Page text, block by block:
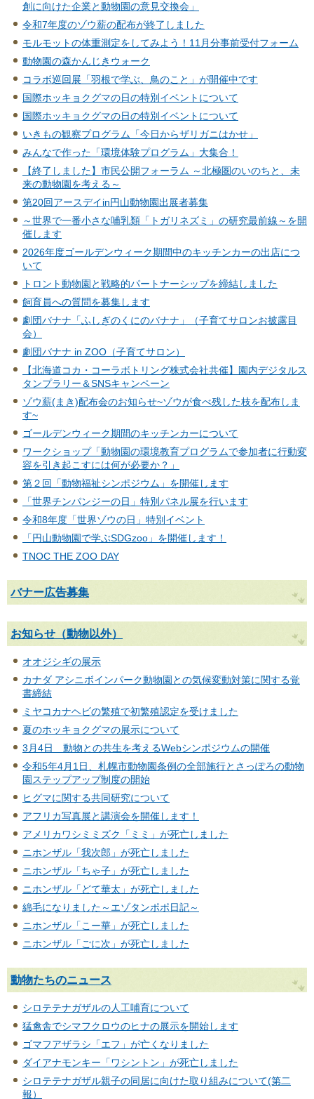
創に向けた企業と動物園の意見交換会」
令和7年度のゾウ薪の配布が終了しました
モルモットの体重測定をしてみよう！11月分事前受付フォーム
動物園の森かんじきウォーク
コラボ巡回展「羽根で学ぶ、鳥のこと」が開催中です
国際ホッキョクグマの日の特別イベントについて
国際ホッキョクグマの日の特別イベントについて
いきもの観察プログラム「今日からザリガニはかせ」
みんなで作った「環境体験プログラム」大集合！
【終了しました】市民公開フォーラム ～北極圏のいのちと、未
来の動物園を考える～
第20回アースデイin円山動物園出展者募集
～世界で一番小さな哺乳類「トガリネズミ」の研究最前線～を開
催します
2026年度ゴールデンウィーク期間中のキッチンカーの出店につ
いて
トロント動物園と戦略的パートナーシップを締結しました
飼育員への質問を募集します
劇団バナナ「ふしぎのくにのバナナ」（子育てサロンお披露目
会）
劇団バナナ in ZOO（子育てサロン）
【北海道コカ・コーラボトリング株式会社共催】園内デジタルス
タンプラリー＆SNSキャンペーン
ゾウ薪(まき)配布会のお知らせ~ゾウが食べ残した枝を配布しま
す~
ゴールデンウィーク期間のキッチンカーについて
ワークショップ「動物園の環境教育プログラムで参加者に行動変
容を引き起こすには何が必要か？」
第２回「動物福祉シンポジウム」を開催します
「世界チンパンジーの日」特別パネル展を行います
令和8年度「世界ゾウの日」特別イベント
「円山動物園で学ぶSDGzoo」を開催します！
TNOC THE ZOO DAY
バナー広告募集
お知らせ（動物以外）
オオジシギの展示
カナダ アシニボインパーク動物園との気候変動対策に関する覚
書締結
ミヤコカナヘビの繁殖で初繁殖認定を受けました
夏のホッキョクグマの展示について
3月4日 動物との共生を考えるWebシンポジウムの開催
令和5年4月1日、札幌市動物園条例の全部施行とさっぽろの動物
園ステップアップ制度の開始
ヒグマに関する共同研究について
アフリカ写真展と講演会を開催します！
アメリカワシミミズク「ミミ」が死亡しました
ニホンザル「我次郎」が死亡しました
ニホンザル「ちゃ子」が死亡しました
ニホンザル「どて華太」が死亡しました
綿毛になりました～エゾタンポポ日記～
ニホンザル「こー華」が死亡しました
ニホンザル「ごに次」が死亡しました
動物たちのニュース
シロテテナガザルの人工哺育について
猛禽舎でシマフクロウのヒナの展示を開始します
ゴマフアザラシ「エフ」が亡くなりました
ダイアナモンキー「ワシントン」が死亡しました
シロテテナガザル親子の同居に向けた取り組みについて(第二
報）